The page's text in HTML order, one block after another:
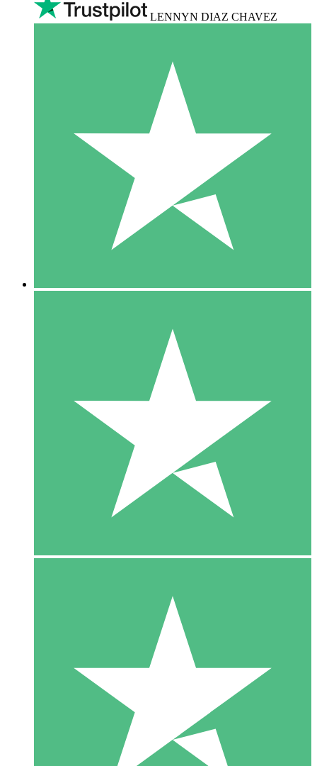
LENNYN DIAZ CHAVEZ